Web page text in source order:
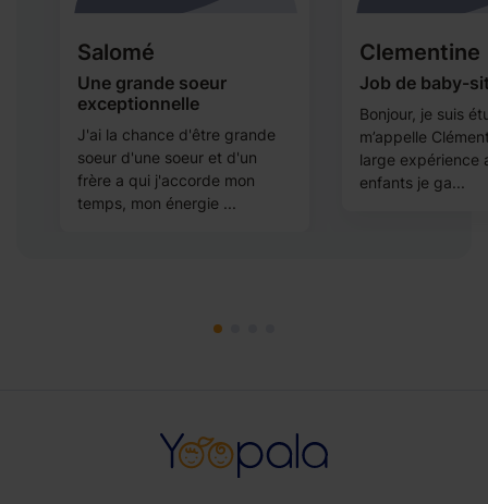
Salomé
Une grande soeur
exceptionnelle
J'ai la chance d'être grande
soeur d'une soeur et d'un
frère a qui j'accorde mon
temps, mon énergie ...
Clementine
Job de baby-
Bonjour, je suis
m’appelle
large expérience
enfants je ga...